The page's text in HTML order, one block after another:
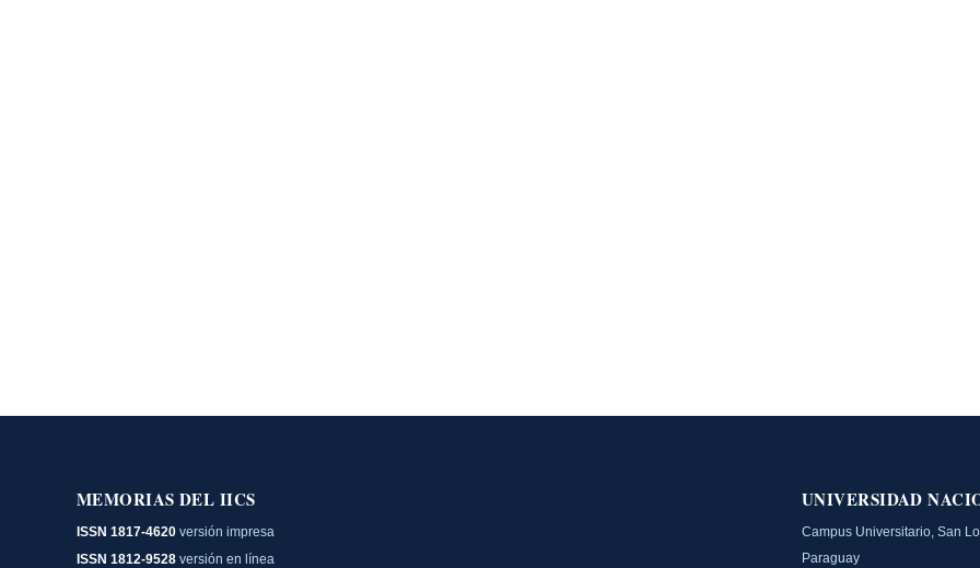
MEMORIAS DEL IICS
ISSN 1817-4620 versión impresa
ISSN 1812-9528 versión en línea
UNIVERSIDAD
Campus Universitario, San
Paraguay